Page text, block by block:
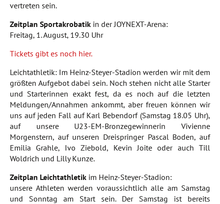
vertreten sein.
Zeitplan Sportakrobatik in der JOYNEXT-Arena:
Freitag, 1. August, 19.30 Uhr
Tickets gibt es noch hier.
Leichtathletik: Im Heinz-Steyer-Stadion werden wir mit dem
größten Aufgebot dabei sein. Noch stehen nicht alle Starter
und Starterinnen exakt fest, da es noch auf die letzten
Meldungen/Annahmen ankommt, aber freuen können wir
uns auf jeden Fall auf Karl Bebendorf (Samstag 18.05 Uhr),
auf unsere U23-EM-Bronzegewinnerin Vivienne
Morgenstern, auf unseren Dreispringer Pascal Boden, auf
Emilia Grahle, Ivo Ziebold, Kevin Joite oder auch Till
Woldrich und Lilly Kunze.
Zeitplan Leichtathletik im Heinz-Steyer-Stadion:
unsere Athleten werden voraussichtlich alle am Samstag
und Sonntag am Start sein. Der Samstag ist bereits